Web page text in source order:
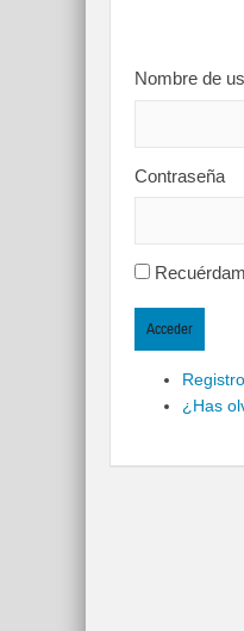
Nombre de
Contraseña
Acceder
Registro
¿Has